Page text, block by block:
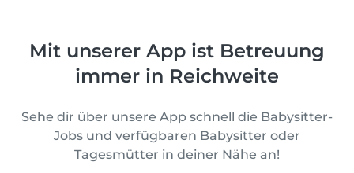
Mit unserer App ist Betreuung
immer in Reichweite
Sehe dir über unsere App schnell die Babysitter-
Jobs und verfügbaren Babysitter oder
Tagesmütter in deiner Nähe an!